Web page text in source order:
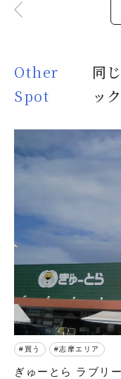
Other
Spot
同
ック
買う 志摩エリア
ぎゅーとら ラブリ